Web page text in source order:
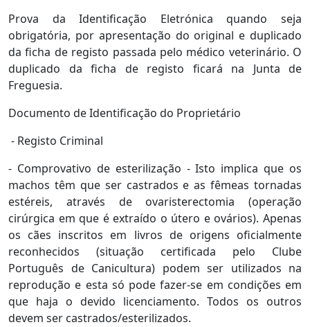
Prova da Identificação Eletrónica quando seja
obrigatória, por apresentação do original e duplicado
da ficha de registo passada pelo médico veterinário. O
duplicado da ficha de registo ficará na Junta de
Freguesia.
Documento de Identificação do Proprietário
- Registo Criminal
- Comprovativo de esterilização - Isto implica que os
machos têm que ser castrados e as fêmeas tornadas
estéreis, através de ovaristerectomia (operação
cirúrgica em que é extraído o útero e ovários). Apenas
os cães inscritos em livros de origens oficialmente
reconhecidos (situação certificada pelo Clube
Português de Canicultura) podem ser utilizados na
reprodução e esta só pode fazer-se em condições em
que haja o devido licenciamento. Todos os outros
devem ser castrados/esterilizados.